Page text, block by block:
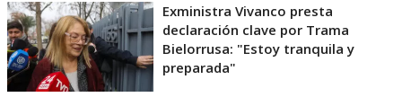
Exministra Vivanco presta
declaración clave por Trama
Bielorrusa: "Estoy tranquila y
preparada"